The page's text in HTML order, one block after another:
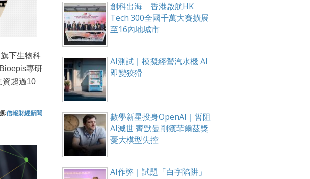
下生物科
專研
資超過10
:信報財經新聞
創科出海 香港啟航HK
Tech 300全國千萬大賽擴展
至16內地城市
AI測試｜模擬經營汽水機 AI
即變狡猾
數學新星投身OpenAI｜誓阻
AI滅世 齊默曼剛獲菲爾茲獎
憂大模型失控
AI作弊｜試題「白字陷阱」